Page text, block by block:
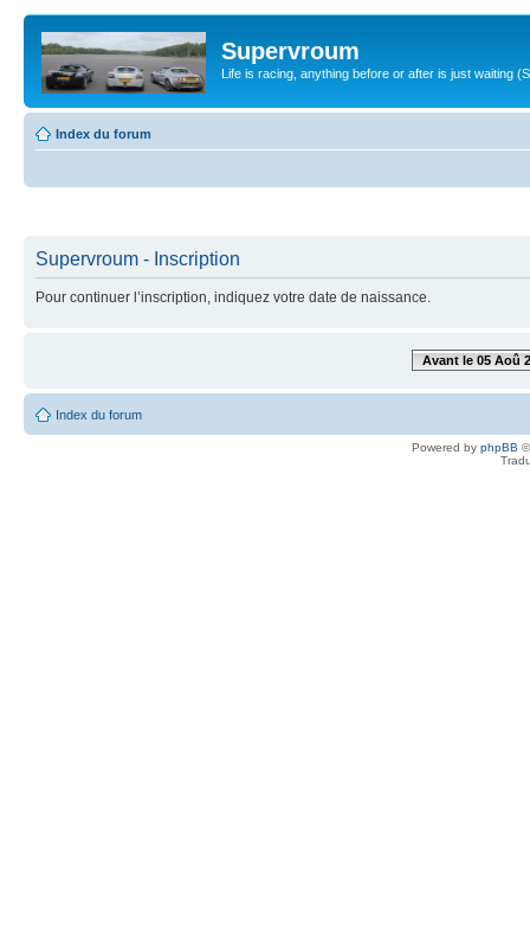
Supervroum
Life is racing, anything before or after is just waiting
Index du forum
Supervroum - Inscription
Pour continuer l’inscription, indiquez votre date de naissance.
Avant le 05 Aoû
Index du forum
Powered by phpBB